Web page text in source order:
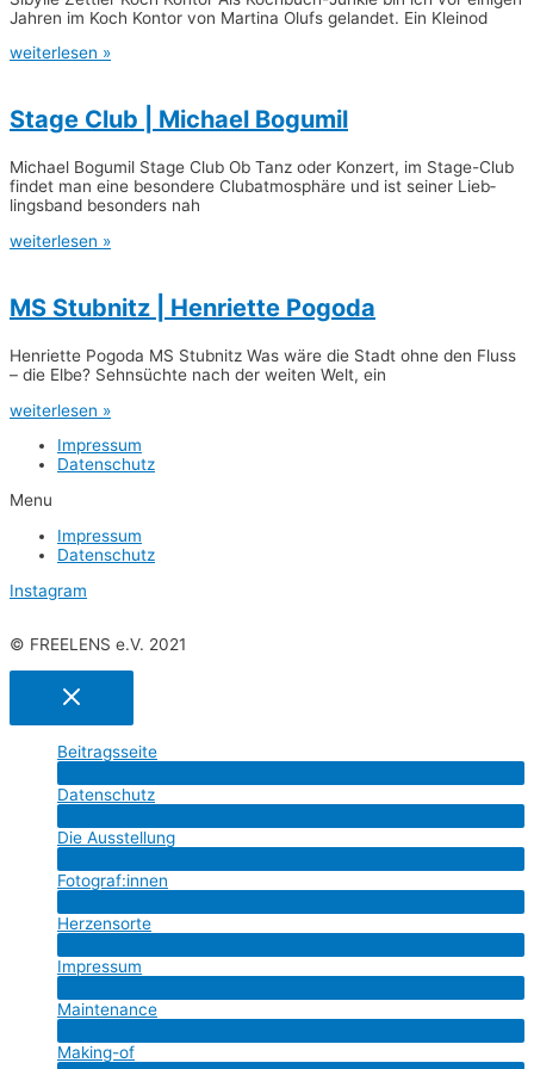
Jah­ren im Koch Kon­tor von Mar­ti­na Olufs gelan­det. Ein Kleinod
weiterlesen »
Sta­ge Club | Micha­el Bogumil
Micha­el Bogu­mil Sta­ge Club Ob Tanz oder Kon­zert, im Sta­­ge-Club
fin­det man eine beson­de­re Club­at­mo­sphä­re und ist sei­ner Lieb­
lings­band beson­ders nah
weiterlesen »
MS Stub­nitz | Hen­ri­et­te Pogoda
Hen­ri­et­te Pogo­da MS Stub­nitz Was wäre die Stadt ohne den Fluss
– die Elbe? Sehn­süch­te nach der wei­ten Welt, ein
weiterlesen »
Impres­sum
Daten­schutz
Menu
Impres­sum
Daten­schutz
Instagram
© FREELENS e.V. 2021
Bei­trags­sei­te
Daten­schutz
Die Aus­stel­lung
Fotograf:innen
Her­zens­or­te
Impres­sum
Main­ten­an­ce
Making-of